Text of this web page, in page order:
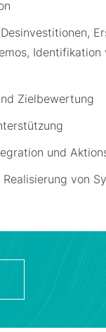
Identifikation
Zielbewertung
und
von